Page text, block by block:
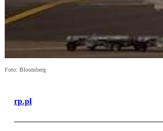
Foto: Bloomberg
rp.pl